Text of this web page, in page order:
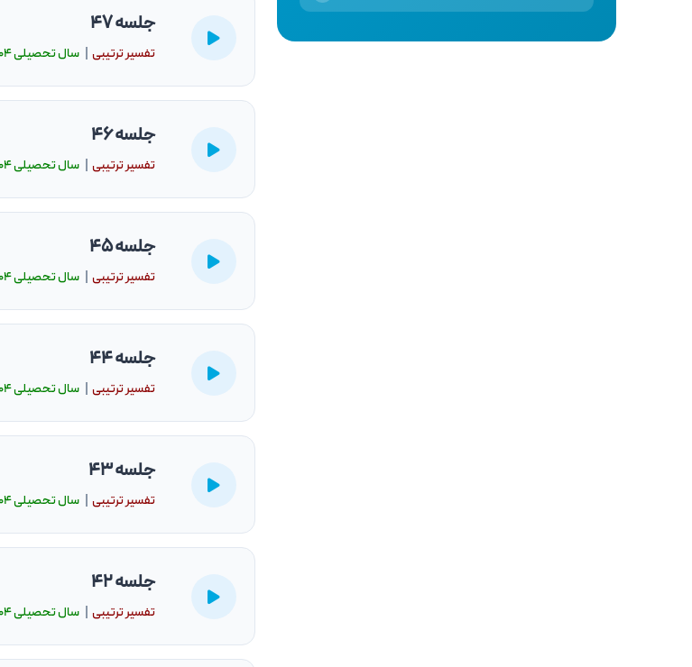
جلسه 47
تفسیر ترتیبی | سال تحصيلى ۱۴۰۴
جلسه 46
تفسیر ترتیبی | سال تحصيلى ۱۴۰۴
جلسه 45
تفسیر ترتیبی | سال تحصيلى ۱۴۰۴
جلسه 44
تفسیر ترتیبی | سال تحصيلى ۱۴۰۴
جلسه 43
تفسیر ترتیبی | سال تحصيلى ۱۴۰۴
جلسه 42
تفسیر ترتیبی | سال تحصيلى ۱۴۰۴